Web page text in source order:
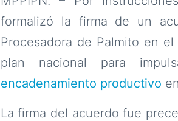
formalizó la firma de un
Procesadora de Palmito en
plan nacional para
encadenamiento productivo
La firma del acuerdo fue